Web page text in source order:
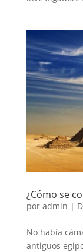
¿Cómo se
por admin |
No había
antiguos